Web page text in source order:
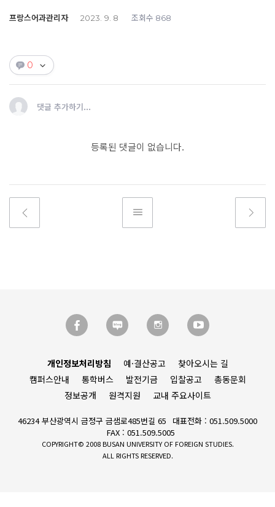
프랑스어과관리자 2023. 9. 8 조회수 868
0
댓글 추가하기...
등록된 댓글이 없습니다.
개인정보처리방침 예·결산공고
찾아오시는 길
캠퍼스안내
통학버스 발전기금 입찰공고
총동문회
정보공개
원격지원 교내 주요사이트
46234 부산광역시 금정구 금샘로485번길 65
대표전화 : 051.509.5000
FAX : 051.509.5005
COPYRIGHT© 2008 BUSAN UNIVERSITY OF FOREIGN STUDIES.
ALL RIGHTS RESERVED.